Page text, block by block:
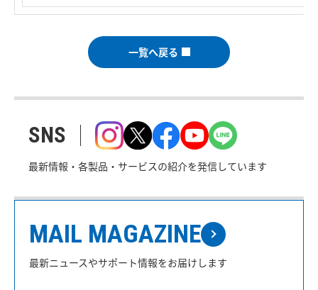
一覧へ戻る
SNS
最新情報・各製品・サービスの紹介を発信しています
MAIL MAGAZINE
最新ニュースやサポート情報をお届けします